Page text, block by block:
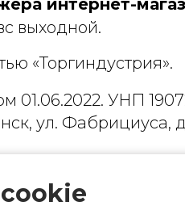
интернет-
выходной.
«Торгиндустрия».
УНП
ул. Фабрициуса,
контактного